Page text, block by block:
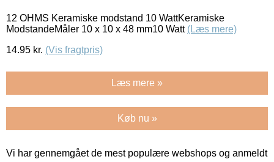
12 OHMS Keramiske modstand 10 WattKeramiske
ModstandeMåler 10 x 10 x 48 mm10 Watt (Læs mere)
14.95 kr. (Vis fragtpris)
Læs mere »
Køb nu »
Vi har gennemgået de mest populære webshops og anmeldt